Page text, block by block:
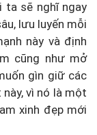
ta sẽ nghĩ ngay
lưu luyến mỗi
này và định
cũng như mở
gìn giữ các
vì nó là một
xinh đẹp mới